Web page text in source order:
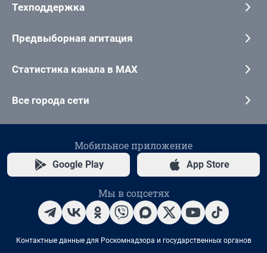
Техподдержка
Предвыборная агитация
Статистика канала в MAX
Все города сети
Мобильное приложение
Google Play App Store
Мы в соцсетях
Контактные данные для Роскомнадзора и государственных органов